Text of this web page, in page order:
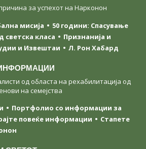
за успехот на Нарконон
мисија
50 години: Спасување
светска класa
Признанија и
и Извештаи Л. Рон Хабард
од областа на рехабилитација од
на семејства
Портфолио со информации за
повеќе информации
Стапете